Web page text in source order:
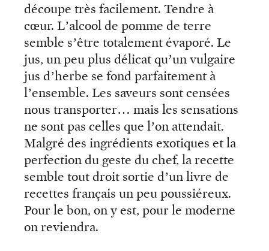
découpe très facilement. Tendre à
cœur. L’alcool de pomme de terre
semble s’être totalement évaporé. Le
jus, un peu plus délicat qu’un vulgaire
jus d’herbe se fond parfaitement à
l’ensemble. Les saveurs sont censées
nous transporter… mais les sensations
ne sont pas celles que l’on attendait.
Malgré des ingrédients exotiques et la
perfection du geste du chef, la recette
semble tout droit sortie d’un livre de
recettes français un peu poussiéreux.
Pour le bon, on y est, pour le moderne
on reviendra.